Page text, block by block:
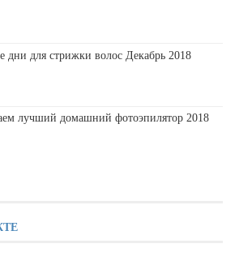
дни для стрижки волос Декабрь 2018
лучший домашний фотоэпилятор 2018